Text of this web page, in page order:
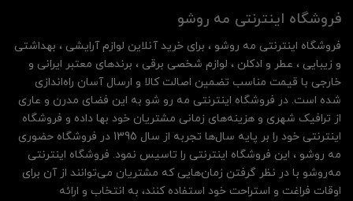
فروشگاه اینترنتی مه‌ رو‌شو
فروشگاه اینترنتی مه‌ رو‌شو ، برای خرید آنلاین لوازم آرایشی ، بهداشتی
و زیبایی ، عطر و ادکلن ، لوازم شخصی برقی ، برندهای معتبر ایرانی و
خارجی با قیمت مناسب تضمین اصالت کالا و ارسال آسان راه‌اندازی
شده است. در فروشگاه اینترنتی مه رو شو به این فضای مدرن و عاری
از ترافیک شهری و هزینه‌های زمانی مشتریان خود بها داده و فروشگاه
اینترنتی خود را بر پایه سال‌ها تجربه از سال 1395 در فروشگاه حضوری
مه روشو ، این فروشگاه اینترنتی را تاسیس نمود. فروشگاه اینترنتی
مه‌رو‌شو با در نظر گرفتن زمان‌هایی که مشتریان می‌توانند از آن‌ برای
اوقات فراغت و استراحت خود استفاده کنند، به انتخاب و ارائه